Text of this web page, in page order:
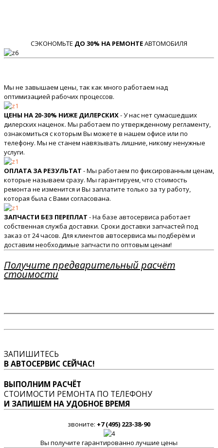
СЭКОНОМЬТЕ ДО 30% НА РЕМОНТЕАВТОМОБИЛЯ
Мы не завышаем цены, так как много работаем над
оптимизацией рабочих процессов.
ЦЕНЫ НА 20-30% НИЖЕ ДИЛЕРСКИХ- У нас нет сумасшедших
дилерских наценок. Мы работаем по утвержденному регламенту,
ознакомиться с которым Вы можете в нашем офисе или по
телефону. Мы не станем навязывать лишние, никому ненужные
услуги.
ОПЛАТА ЗА РЕЗУЛЬТАТ - Мы работаем по фиксированным ценам,
которые называем сразу. Мы гарантируем, что стоимость
ремонта не изменится и Вы заплатите только за ту работу,
которая была с Вами согласована.
ЗАПЧАСТИ БЕЗ ПЕРЕПЛАТ - На базе автосервиса работает
собственная служба доставки. Сроки доставки запчастей под
заказ от 24 часов. Для клиентов автосервиса мы подберём и
доставим необходимые запчасти по оптовым ценам!
Получите предварительный расчёт
стоимости
ЗАПИШИТЕСЬ
В АВТОСЕРВИС СЕЙЧАС!
ВЫПОЛНИМ РАСЧЁТ
СТОИМОСТИ РЕМОНТА ПО ТЕЛЕФОНУ
И ЗАПИШЕМ НА УДОБНОЕ ВРЕМЯ
звоните: +7 (495) 223-38-90
Вы получите гарантированно лучшие цены